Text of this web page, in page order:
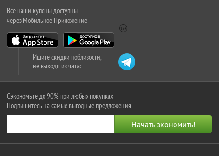
Все наши купоны доступны
через Мобильное Приложение:
Ищите скидки поблизости,
не выходя из чата:
Сэкономьте до 90% при любых покупках
Подпишитесь на самые выгодные предложения